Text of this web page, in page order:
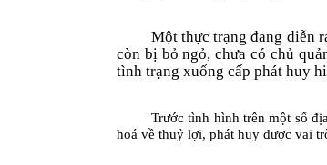
Một thực trạng đang diễn
còn bị bỏ ngỏ, chư­a có chủ
tình trạng xuống cấp phát huy
Trư­ớc tình hình trên một số
hoá về thuỷ lợi, phát huy đ­ược vai